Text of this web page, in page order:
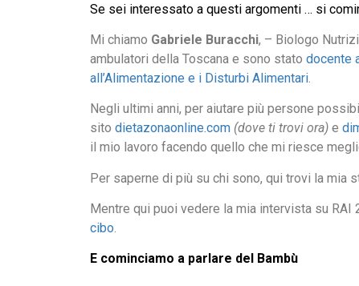
Se sei interessato a questi argomenti … si
Mi chiamo Gabriele Buracchi, – Biologo
ambulatori della Toscana e sono stato docente
all’Alimentazione e i Disturbi Alimentari.
Negli ultimi anni, per aiutare più persone
sito dietazonaonline.com (dove ti trovi ora) e
il mio lavoro facendo quello che mi riesce
Per saperne di più su chi sono, qui trovi la mia
Mentre qui puoi vedere la mia intervista su RAI
cibo.
E cominciamo a parlare del Bambù